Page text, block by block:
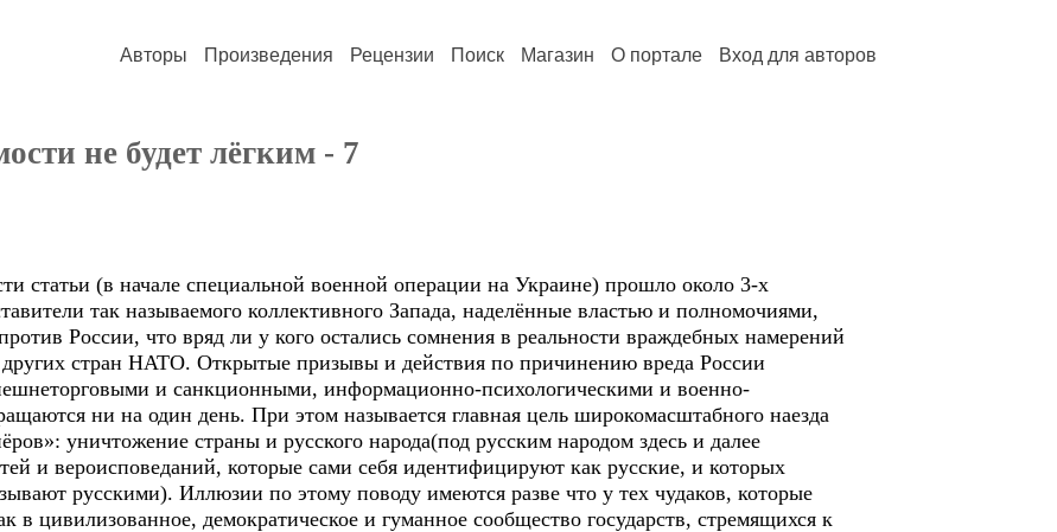
Авторы Произведения Рецензии Поиск Магазин О портале Вход для авторов
не будет лёгким - 7
статьи (в начале специальной военной операции на Украине) прошло около 3-х
так называемого коллективного Запада, наделённые властью и полномочиями,
России, что вряд ли у кого остались сомнения в реальности враждебных намерений
стран НАТО. Открытые призывы и действия по причинению вреда России
и санкционными, информационно-психологическими и военно-
ни на один день. При этом называется главная цель широкомасштабного наезда
уничтожение страны и русского народа(под русским народом здесь и далее
и вероисповеданий, которые сами себя идентифицируют как русские, и которых
русскими). Иллюзии по этому поводу имеются разве что у тех чудаков, которые
в цивилизованное, демократическое и гуманное сообщество государств, стремящихся к